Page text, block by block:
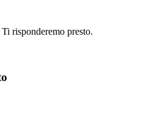
risponderemo presto.